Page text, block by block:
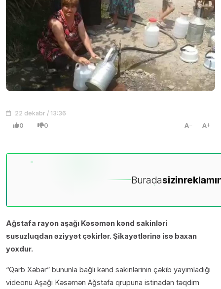
22 dekabr / 13:36
0 0 A A
Buradasizin
Ağstafa rayon aşağı Kəsəmən kənd sakinləri
susuzluqdan əziyyət çəkirlər. Şikayətlərinə isə baxan
yoxdur.
“Qərb Xəbər” bununla bağlı kənd sakinlərinin çəkib yayımladığı
videonu Aşağı Kəsəmən Ağstafa qrupuna istinadən təqdim